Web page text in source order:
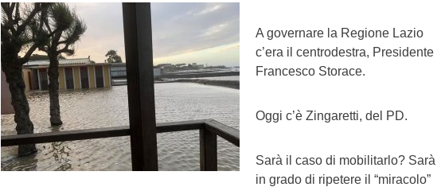
A governare la Regione Lazio
c’era il centrodestra, Presidente
Francesco Storace.
Oggi c’è Zingaretti, del PD.
Sarà il caso di mobilitarlo? Sarà
in grado di ripetere il “miracolo”